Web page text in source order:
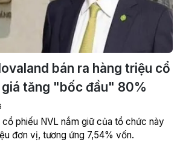
bán ra hàng triệu cổ
giá tăng "bốc đầu" 80%
phiếu NVL nắm giữ của tổ chức này
đơn vị, tương ứng 7,54% vốn.